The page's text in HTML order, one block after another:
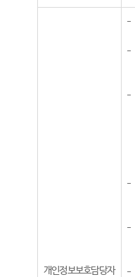
개인정보보호담당자